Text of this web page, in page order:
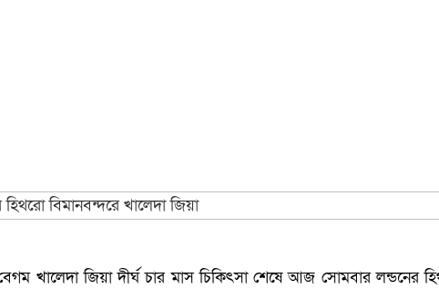
খালেদা জিয়া দীর্ঘ চার মাস চিকিৎসা শেষে আজ সোমবার লন্ডনের